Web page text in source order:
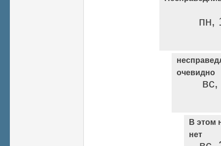
пн,
очевидно
В этом
нет